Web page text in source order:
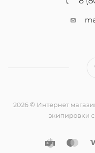
2026 © Интернет
экипировки